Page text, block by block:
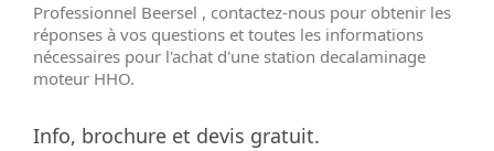
Professionnel Beersel , contactez-nous pour obtenir les
réponses à vos questions et toutes les informations
nécessaires pour l'achat d'une station decalaminage
moteur HHO.
Info, brochure et devis gratuit.